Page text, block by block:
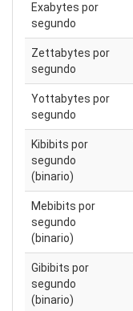
Exabytes por
segundo
Zettabytes por
segundo
Yottabytes por
segundo
Kibibits por
segundo
(binario)
Mebibits por
segundo
(binario)
Gibibits por
segundo
(binario)